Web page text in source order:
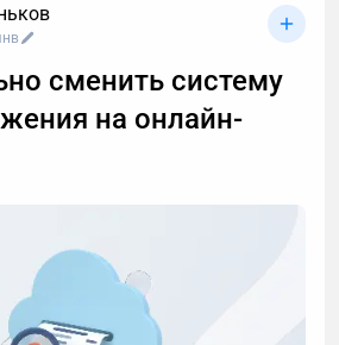
сменить систему
на онлайн-